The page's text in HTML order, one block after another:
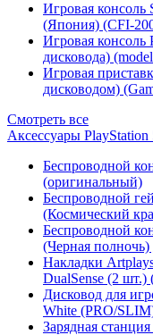
Игровая консоль
(Япония) (CFI-
Игровая консоль
дисковода)
Игровая
дисководом)
Смотреть все
Аксессуары PlayStation
Беспроводной
(оригинальный)
Беспроводной
(Космический
Беспроводной
(Черная полночь)
Накладки
DualSense (2 шт.)
Дисковод для
White (PRO/
Зарядная